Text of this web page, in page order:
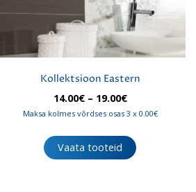
Kollektsioon Eastern
14.00€ – 19.00€Hinnavahemik:
14.00€
19.00€
Maksa kolmes võrdses osas 3 x 0.00€
Vaata tooteid